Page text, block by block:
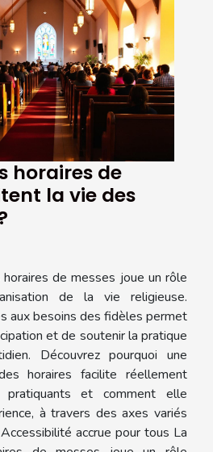
horaires de
la vie des
de messes joue un rôle
de la vie religieuse.
aux besoins des fidèles permet
et de soutenir la pratique
Découvrez pourquoi une
horaires facilite réellement
pratiquants et comment elle
à travers des axes variés
accrue pour tous La